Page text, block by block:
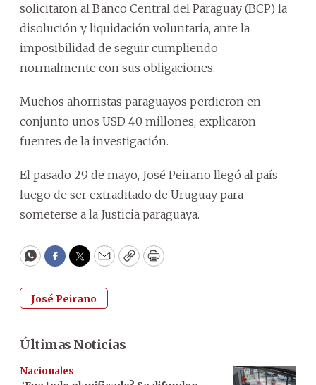
solicitaron al Banco Central del Paraguay (BCP) la
disolución y liquidación voluntaria, ante la
imposibilidad de seguir cumpliendo
normalmente con sus obligaciones.
Muchos ahorristas paraguayos perdieron en
conjunto unos USD 40 millones, explicaron
fuentes de la investigación.
El pasado 29 de mayo, José Peirano llegó al país
luego de ser extraditado de Uruguay para
someterse a la Justicia paraguaya.
WhatsApp
Facebook
Twitter
EmailCopyPrint
José Peirano
Últimas Noticias
Nacionales